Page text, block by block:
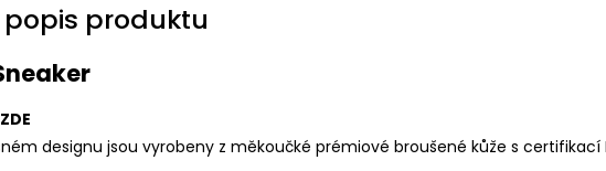
produktu
ZDE
designu jsou vyrobeny z měkoučké prémiové broušené kůže s certifikací